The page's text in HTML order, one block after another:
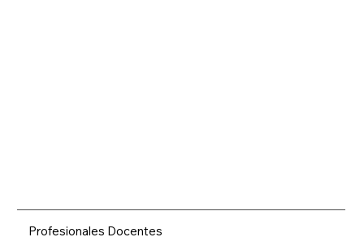
Profesionales Docentes